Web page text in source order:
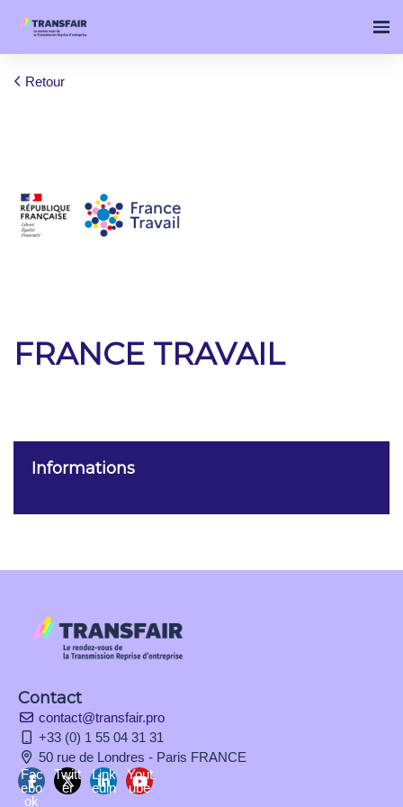
Retour
FRANCE TRAVAIL
Informations
Contact
contact@transfair.pro
+33 (0) 1 55 04 31 31
50 rue de Londres - Paris FRANCE
Fac
ebo
ok
Twitt
er
Link
edin
Yout
ube